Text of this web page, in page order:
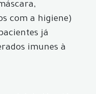
com a higiene)
já
imunes à